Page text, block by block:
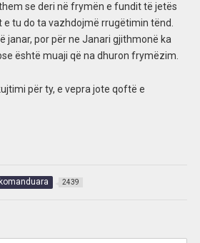
se deri në frymën e fundit të jetës
e tu do ta vazhdojmë rrugëtimin tënd.
janar, por për ne Janari gjithmonë ka
është muaji që na dhuron frymëzim.
për ty, e vepra jote qoftë e
2439